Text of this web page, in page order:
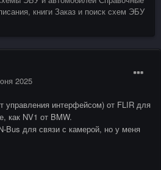
книги Заказ и поиск схем ЭБУ
2025
управления интерфейсом) от FLIR для
как NV1 от BMW.
Bus для связи с камерой, но у меня